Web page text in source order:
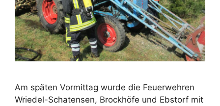
Am späten Vormittag wurde die Feuerwehren
Wriedel-Schatensen, Brockhöfe und Ebstorf mit